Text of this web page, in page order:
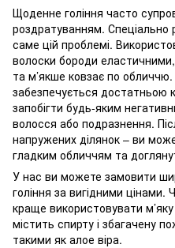
Щоденне гоління часто
роздратуванням. Спеціально
саме цій проблемі.
волоски бороди
та м’якше ковзає по
забезпечується достатньою
запобігти будь-яким
волосся або подразнення.
напружених ділянок – ви
гладким обличчям та
У нас ви можете замовити
гоління за вигідними
краще використовувати
містить спирту і збагачену
такими як алое віра.